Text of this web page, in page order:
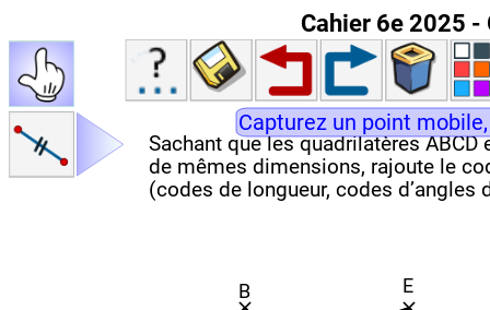
Cahier 6e 2025 -
B E
Sachant que les quadrilatères ABCD
de mêmes dimensions, rajoute le
(codes de longueur, codes d’angles
Capturez un point